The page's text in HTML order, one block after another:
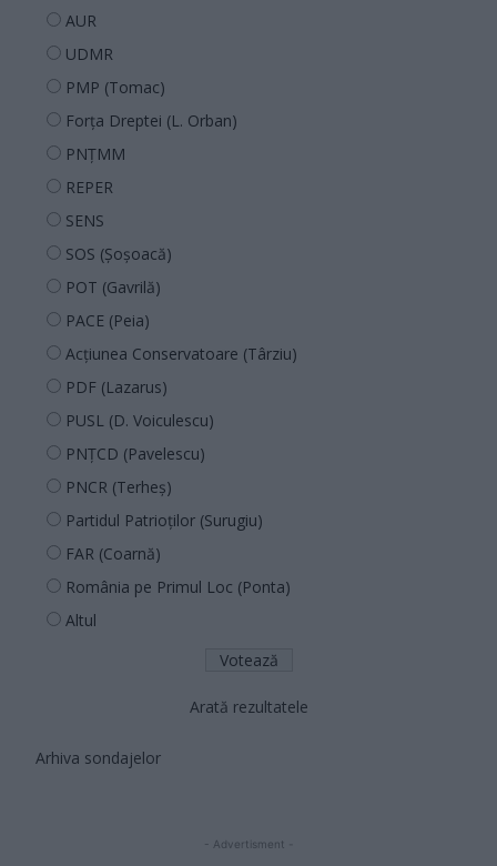
AUR
UDMR
PMP (Tomac)
Forța Dreptei (L. Orban)
PNȚMM
REPER
SENS
SOS (Șoșoacă)
POT (Gavrilă)
PACE (Peia)
Acțiunea Conservatoare (Târziu)
PDF (Lazarus)
PUSL (D. Voiculescu)
PNȚCD (Pavelescu)
PNCR (Terheș)
Partidul Patrioților (Surugiu)
FAR (Coarnă)
România pe Primul Loc (Ponta)
Altul
Arată rezultatele
Arhiva sondajelor
- Advertisment -